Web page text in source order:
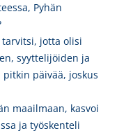
Pyhän
jotta olisi
syyttelijöiden ja
päivää, joskus
maailmaan, kasvoi
ja työskenteli